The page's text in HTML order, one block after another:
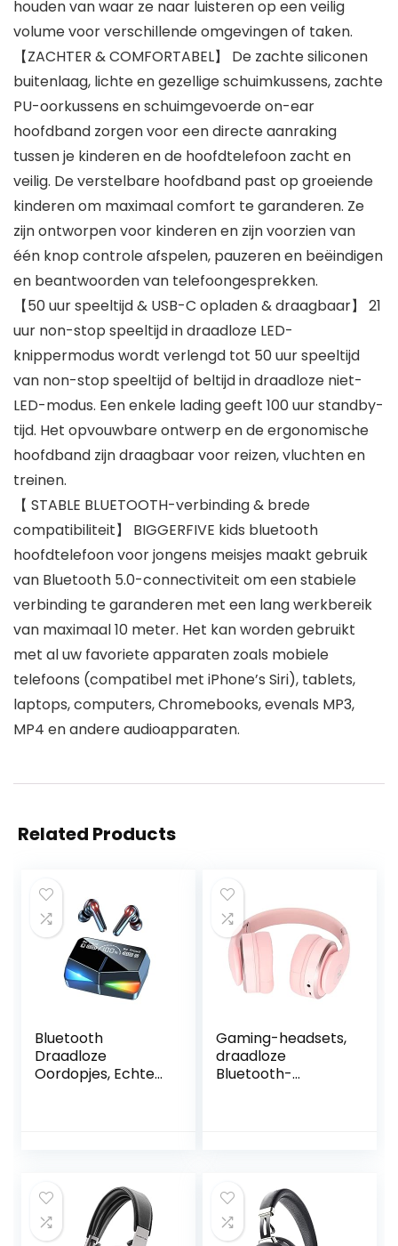
houden van waar ze naar luisteren op een veilig
volume voor verschillende omgevingen of taken.
【ZACHTER & COMFORTABEL】 De zachte siliconen
buitenlaag, lichte en gezellige schuimkussens, zachte
PU-oorkussens en schuimgevoerde on-ear
hoofdband zorgen voor een directe aanraking
tussen je kinderen en de hoofdtelefoon zacht en
veilig. De verstelbare hoofdband past op groeiende
kinderen om maximaal comfort te garanderen. Ze
zijn ontworpen voor kinderen en zijn voorzien van
één knop controle afspelen, pauzeren en beëindigen
en beantwoorden van telefoongesprekken.
【50 uur speeltijd & USB-C opladen & draagbaar】 21
uur non-stop speeltijd in draadloze LED-
knippermodus wordt verlengd tot 50 uur speeltijd
van non-stop speeltijd of beltijd in draadloze niet-
LED-modus. Een enkele lading geeft 100 uur standby-
tijd. Het opvouwbare ontwerp en de ergonomische
hoofdband zijn draagbaar voor reizen, vluchten en
treinen.
【 STABLE BLUETOOTH-verbinding & brede
compatibiliteit】 BIGGERFIVE kids bluetooth
hoofdtelefoon voor jongens meisjes maakt gebruik
van Bluetooth 5.0-connectiviteit om een stabiele
verbinding te garanderen met een lang werkbereik
van maximaal 10 meter. Het kan worden gebruikt
met al uw favoriete apparaten zoals mobiele
telefoons (compatibel met iPhone’s Siri), tablets,
laptops, computers, Chromebooks, evenals MP3,
MP4 en andere audioapparaten.
Related Products
Bluetooth
Draadloze
Oordopjes, Echte
Batterijweergave,
Stereogeluid,
Spiegelscherm(zw
Gaming-headsets,
draadloze
Bluetooth-